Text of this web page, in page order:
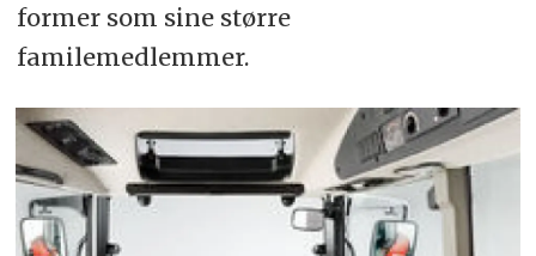
former som sine større
familemedlemmer.